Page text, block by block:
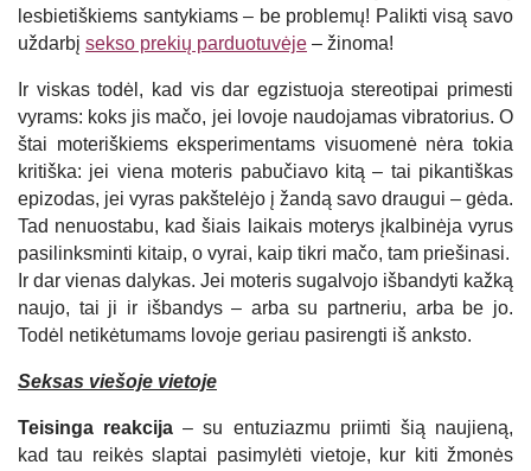
lesbietiškiems santykiams – be problemų! Palikti visą savo
uždarbį sekso prekių parduotuvėje – žinoma!
Ir viskas todėl, kad vis dar egzistuoja stereotipai primesti
vyrams: koks jis mačo, jei lovoje naudojamas vibratorius. O
štai moteriškiems eksperimentams visuomenė nėra tokia
kritiška: jei viena moteris pabučiavo kitą – tai pikantiškas
epizodas, jei vyras pakštelėjo į žandą savo draugui – gėda.
Tad nenuostabu, kad šiais laikais moterys įkalbinėja vyrus
pasilinksminti kitaip, o vyrai, kaip tikri mačo, tam priešinasi.
Ir dar vienas dalykas. Jei moteris sugalvojo išbandyti kažką
naujo, tai ji ir išbandys – arba su partneriu, arba be jo.
Todėl netikėtumams lovoje geriau pasirengti iš anksto.
Seksas viešoje vietoje
Teisinga reakcija – su entuziazmu priimti šią naujieną,
kad tau reikės slaptai pasimylėti vietoje, kur kiti žmonės